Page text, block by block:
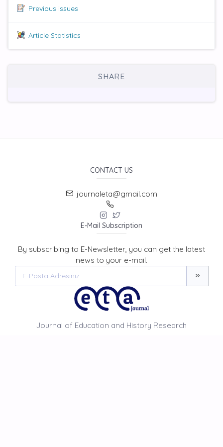
Previous issues
Article Statistics
SHARE
CONTACT US
journaleta@gmail.com
E-Mail Subscription
By subscribing to E-Newsletter, you can get the latest
news to your e-mail.
Journal of Education and History Research